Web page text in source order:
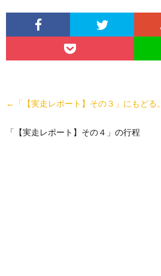
←「【実走レポート】その３」にもどる。
「【実走レポート】その４」の行程